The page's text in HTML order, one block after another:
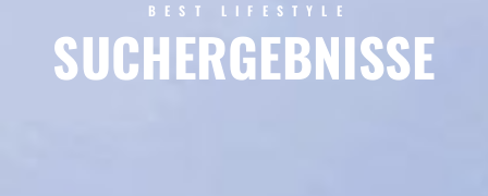
BEST LIFESTYLE
SUCHERGEBNISSE